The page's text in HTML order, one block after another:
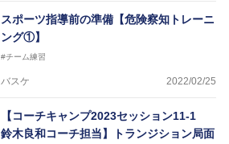
スポーツ指導前の準備【危険察知トレーニ
ング①】
#チーム練習
バスケ 2022/02/25
【コーチキャンプ2023セッション11‐1
鈴木良和コーチ担当】トランジション局面